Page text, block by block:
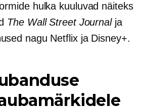
hulka kuuluvad näiteks
The Wall Street Journalja
nagu Netflix ja Disney+.